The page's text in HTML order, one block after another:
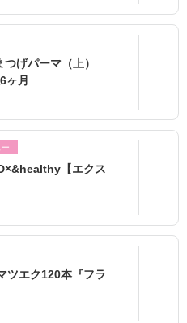
げパーマ（上）
ヶ月
【エクス
ツエク120本『フラ